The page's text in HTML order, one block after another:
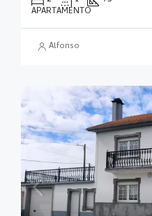
APARTAMENTO
Alfonso